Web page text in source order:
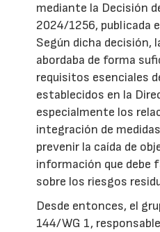
mediante la Decisión
2024/1256, publicada
Según dicha decisión,
abordaba de forma
requisitos esenciales
establecidos en la
especialmente los
integración de
prevenir la caída de
información que debe
sobre los riesgos
Desde entonces, el
144/WG 1,